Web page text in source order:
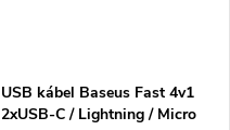
USB kábel Baseus Fast 4v1
2xUSB-C / Lightning / Micro